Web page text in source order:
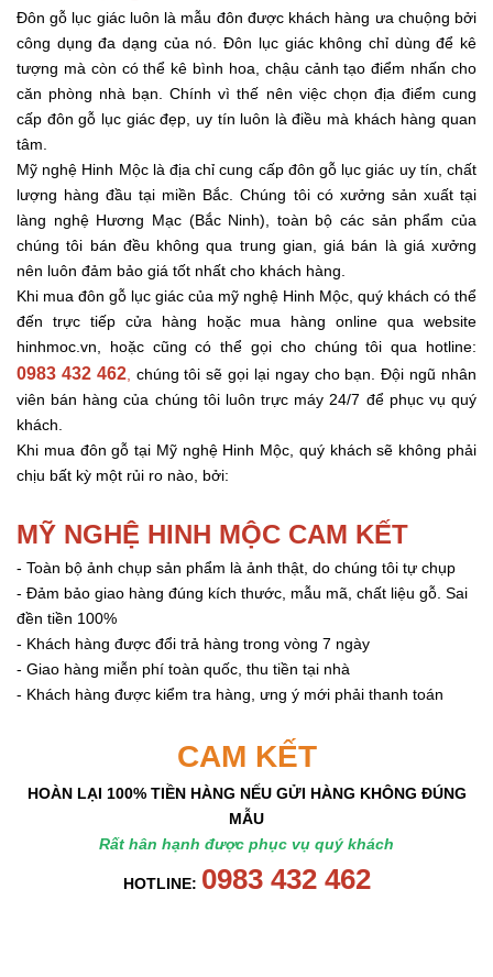
Đôn gỗ lục giác luôn là mẫu đôn được khách hàng ưa chuộng bởi
công dụng đa dạng của nó. Đôn lục giác không chỉ dùng để kê
tượng mà còn có thể kê bình hoa, chậu cảnh tạo điểm nhấn cho
căn phòng nhà bạn. Chính vì thế nên việc chọn địa điểm cung
cấp đôn gỗ lục giác đẹp, uy tín luôn là điều mà khách hàng quan
tâm.
Mỹ nghệ Hinh Mộc là địa chỉ cung cấp đôn gỗ lục giác uy tín, chất
lượng hàng đầu tại miền Bắc. Chúng tôi có xưởng sản xuất tại
làng nghệ Hương Mạc (Bắc Ninh), toàn bộ các sản phẩm của
chúng tôi bán đều không qua trung gian, giá bán là giá xưởng
nên luôn đảm bảo giá tốt nhất cho khách hàng.
Khi mua đôn gỗ lục giác của mỹ nghệ Hinh Mộc, quý khách có thể
đến trực tiếp cửa hàng hoặc mua hàng online qua website
hinhmoc.vn, hoặc cũng có thể gọi cho chúng tôi qua hotline:
0983 432 462, chúng tôi sẽ gọi lại ngay cho bạn. Đội ngũ nhân
viên bán hàng của chúng tôi luôn trực máy 24/7 để phục vụ quý
khách.
Khi mua đôn gỗ tại Mỹ nghệ Hinh Mộc, quý khách sẽ không phải
chịu bất kỳ một rủi ro nào, bởi:
MỸ NGHỆ HINH MỘC CAM KẾT
- Toàn bộ ảnh chụp sản phẩm là ảnh thật, do chúng tôi tự chụp
- Đảm bảo giao hàng đúng kích thước, mẫu mã, chất liệu gỗ. Sai
đền tiền 100%
- Khách hàng được đổi trả hàng trong vòng 7 ngày
- Giao hàng miễn phí toàn quốc, thu tiền tại nhà
- Khách hàng được kiểm tra hàng, ưng ý mới phải thanh toán
CAM KẾT
HOÀN LẠI 100% TIỀN HÀNG NẾU GỬI HÀNG KHÔNG ĐÚNG
MẪU
Rất hân hạnh được phục vụ quý khách
HOTLINE: 0983 432 462